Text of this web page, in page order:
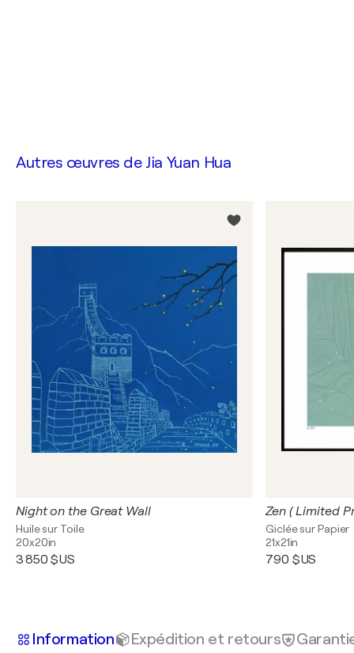
Autres œuvres de Jia Yuan Hua
Night on the Great Wall
Huile sur Toile
20x20in
3 850 $US
Zen ( Limited
Giclée sur Papier
21x21in
790 $US
Information Expédition et retours